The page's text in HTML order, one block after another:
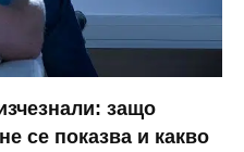
защо
се показва и какво